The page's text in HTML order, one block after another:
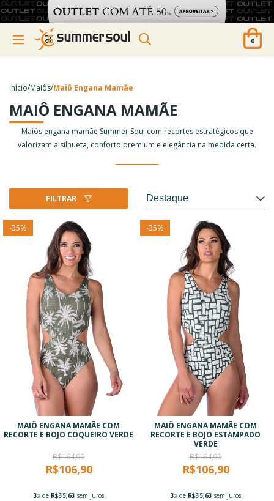
0
Início/Maiôs/Maiô Engana Mamãe
MAIÔ ENGANA MAMÃE
Maiôs engana mamãe Summer Soul com recortes estratégicos que
valorizam a silhueta, conforto premium e elegância na medida certa.
FILTRAR
-35%
MAIÔ ENGANA MAMÃE COM
RECORTE E BOJO COQUEIRO VERDE
R$164,90
R$106,90
3x de R$35,63 sem juros
-35%
MAIÔ ENGANA MAMÃE COM
RECORTE E BOJO ESTAMPADO
VERDE
R$164,90
R$106,90
3x de R$35,63 sem juros